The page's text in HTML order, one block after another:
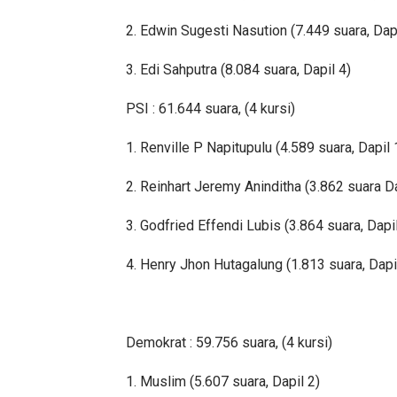
2. Edwin Sugesti Nasution (7.449 suara,
3. Edi Sahputra (8.084 suara, Dapil 4)
PSI : 61.644 suara, (4 kursi)
1. Renville P Napitupulu (4.589 suara, Dapil
2. Reinhart Jeremy Aninditha (3.862 suara
3. Godfried Effendi Lubis (3.864 suara,
4. Henry Jhon Hutagalung (1.813 suara,
Demokrat : 59.756 suara, (4 kursi)
1. Muslim (5.607 suara, Dapil 2)